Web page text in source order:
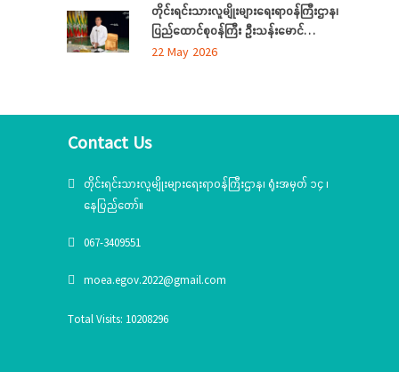
စကားပြောကြား
တိုင်းရင်းသားလူမျိုးများရေးရာဝန်ကြီးဌာန၊
ပြည်ထောင်စုဝန်ကြီး ဦးသန်းမောင်
မွန်ပြည်နယ် အတွင်းရှိ တိုင်းရင်းသားစာပေ
22 May 2026
Contact Us
တိုင်းရင်းသားလူမျိုးများရေးရာဝန်ကြီးဌာန၊ ရုံးအမှတ် ၁၄ ၊
နေပြည်တော်။
067-3409551
moea.egov.2022@gmail.com
Total Visits: 10208296